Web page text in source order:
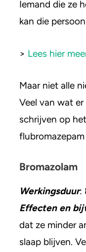
Iemand die ze
kan die
> Lees hier
Maar niet alle
Veel van wat
schrijven op
Bromazolam
Werkingsduur:
Effectenen
dat ze minder
slaap blijven.